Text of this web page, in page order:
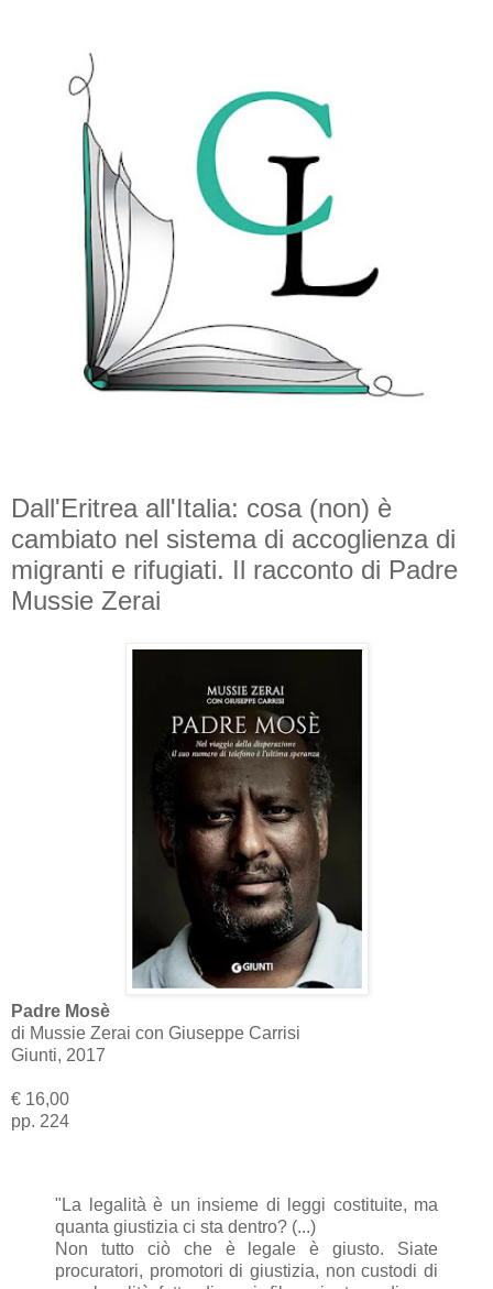
Dall'Eritrea all'Italia: cosa (non) è
cambiato nel sistema di accoglienza di
migranti e rifugiati. Il racconto di Padre
Mussie Zerai
Padre Mosè
di Mussie Zerai con Giuseppe Carrisi
Giunti, 2017
€ 16,00
pp. 224
"La legalità è un insieme di leggi costituite, ma
quanta giustizia ci sta dentro? (...)
Non tutto ciò che è legale è giusto. Siate
procuratori, promotori di giustizia, non custodi di